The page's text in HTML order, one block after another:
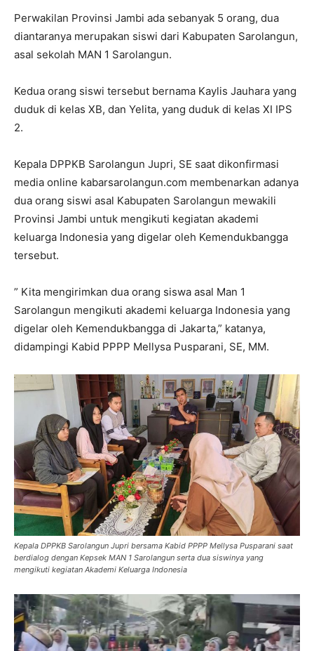
Perwakilan Provinsi Jambi ada sebanyak 5 orang, dua
diantaranya merupakan siswi dari Kabupaten Sarolangun,
asal sekolah MAN 1 Sarolangun.
Kedua orang siswi tersebut bernama Kaylis Jauhara yang
duduk di kelas XB, dan Yelita, yang duduk di kelas XI IPS
2.
Kepala DPPKB Sarolangun Jupri, SE saat dikonfirmasi
media online kabarsarolangun.com membenarkan adanya
dua orang siswi asal Kabupaten Sarolangun mewakili
Provinsi Jambi untuk mengikuti kegiatan akademi
keluarga Indonesia yang digelar oleh Kemendukbangga
tersebut.
” Kita mengirimkan dua orang siswa asal Man 1
Sarolangun mengikuti akademi keluarga Indonesia yang
digelar oleh Kemendukbangga di Jakarta,” katanya,
didampingi Kabid PPPP Mellysa Pusparani, SE, MM.
Kepala DPPKB Sarolangun Jupri bersama Kabid PPPP Mellysa Pusparani saat
berdialog dengan Kepsek MAN 1 Sarolangun serta dua siswinya yang
mengikuti kegiatan Akademi Keluarga Indonesia